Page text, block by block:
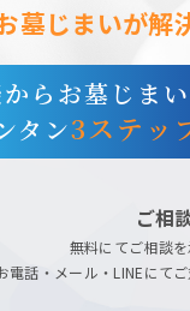
墓じまいが解
らお墓じま
タン3ステッ
ご相
無料にてご相談を
電話・メール・LINEにてご